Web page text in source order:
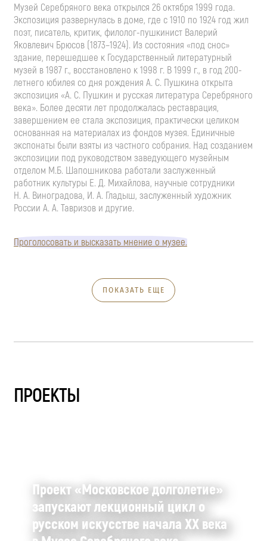
Музей Серебряного века открылся 26 октября 1999 года.
Экспозиция развернулась в доме, где с 1910 по 1924 год жил
поэт, писатель, критик, филолог-пушкинист Валерий
Яковлевич Брюсов (1873–1924). Из состояния «под снос»
здание, перешедшее к Государственный литературный
музей в 1987 г., восстановлено к 1998 г. В 1999 г., в год 200-
летнего юбилея со дня рождения А. С. Пушкина открыта
экспозиция «А. С. Пушкин и русская литература Серебряного
века». Более десяти лет продолжалась реставрация,
завершением ее стала экспозиция, практически целиком
основанная на материалах из фондов музея. Единичные
экспонаты были взяты из частного собрания. Над созданием
экспозиции под руководством заведующего музейным
отделом М.Б. Шапошникова работали заслуженный
работник культуры Е. Д. Михайлова, научные сотрудники
Н. А. Виноградова, И. А. Гладыш, заслуженный художник
России А. А. Тавризов и другие.
Проголосовать и высказать мнение о музее.
ПОКАЗАТЬ ЕЩЕ
ПРОЕКТЫ
Проект «Московское долголетие»
запускают лекционный цикл о
русском искусстве начала XX века